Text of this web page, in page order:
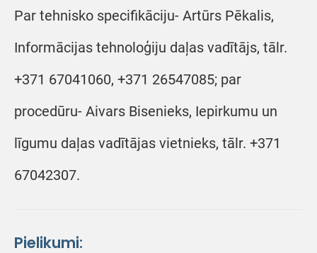
Par tehnisko specifikāciju- Artūrs Pēkalis,
Informācijas tehnoloģiju daļas vadītājs, tālr.
+371 67041060, +371 26547085; par
procedūru- Aivars Bisenieks, Iepirkumu un
līgumu daļas vadītājas vietnieks, tālr. +371
67042307.
Pielikumi: